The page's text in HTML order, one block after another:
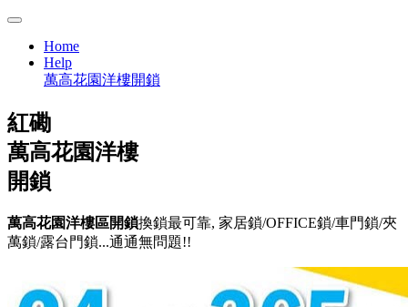
Home
Help
萬高花園洋樓開鎖
紅磡
萬高花園洋樓
開鎖
萬高花園洋樓區開鎖換鎖最可靠, 家居鎖/OFFICE鎖/車門鎖/夾
萬鎖/露台門鎖...通通無問題!!